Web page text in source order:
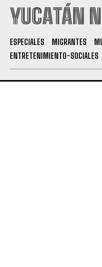
YUCATÁN
ESPECIALES MIGRANTES
ENTRETENIMIENTO-SOCIALES